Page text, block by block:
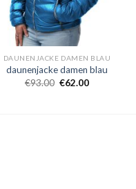
DAUNENJACKE DAMEN BLAU
daunenjacke damen blau
€93.00 €62.00